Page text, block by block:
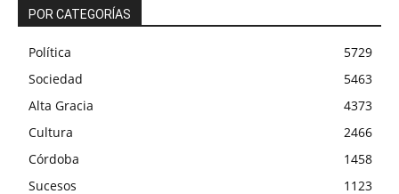
POR CATEGORÍAS
Política
5729
Sociedad
5463
Alta Gracia
4373
Cultura
2466
Córdoba
1458
Sucesos
1123